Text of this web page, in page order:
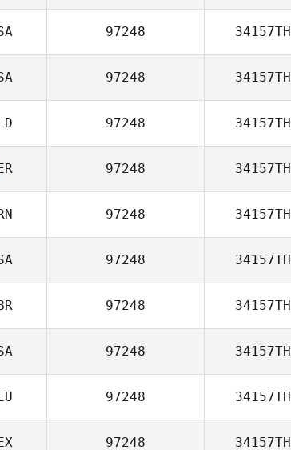
97248 34157TH
97248 34157TH
97248 34157TH
97248 34157TH
97248 34157TH
97248 34157TH
97248 34157TH
97248 34157TH
97248 34157TH
97248 34157TH